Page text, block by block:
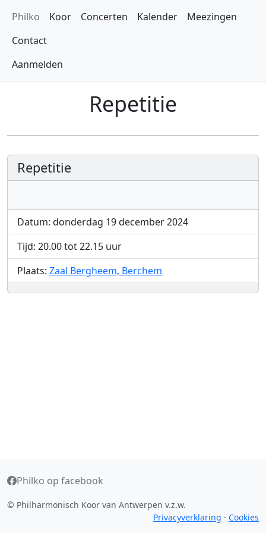
Philko Koor Concerten Kalender
Meezingen
Contact
Aanmelden
Repetitie
Repetitie
Datum: donderdag 19 december 2024
Tijd: 20.00 tot 22.15 uur
Plaats: Zaal Bergheem, Berchem
Philko op facebook
© Philharmonisch Koor van Antwerpen v.z.w.
Privacyverklaring · Cookies